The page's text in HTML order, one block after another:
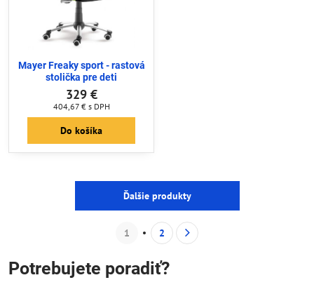
Mayer Freaky sport - rastová
stolička pre deti
329 €
404,67 € s DPH
Do košíka